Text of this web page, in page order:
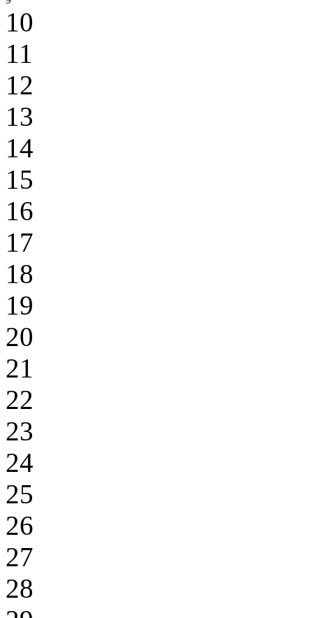
10
11
12
13
14
15
16
17
18
19
20
21
22
23
24
25
26
27
28